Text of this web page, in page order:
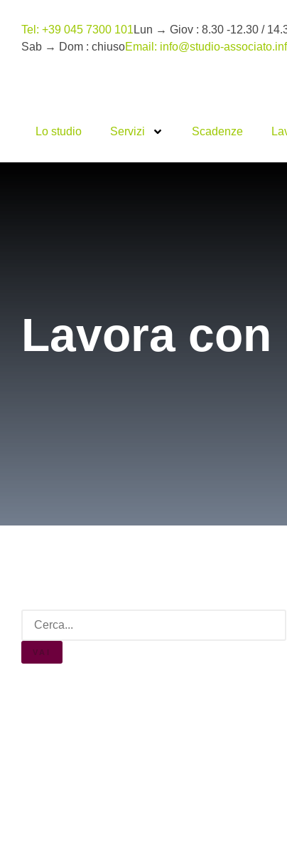
Tel: +39 045 7300 101 Lun → Giov : 8.30 -12.30 /
Sab → Dom : chiusoEmail: info@studio-
Lo studio Servizi Scadenze
Lavora con
VAI